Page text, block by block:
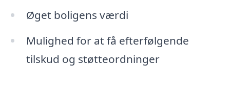
Øget boligens værdi
Mulighed for at få efterfølgende
tilskud og støtteordninger